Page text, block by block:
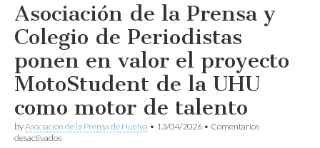
Asociación de la Prensa y
Colegio de Periodistas
ponen en valor el proyecto
MotoStudent de la UHU
como motor de talento
byAsociacion de la Prensa de Huelva • 13/04/2026 • Comentarios
desactivadosen